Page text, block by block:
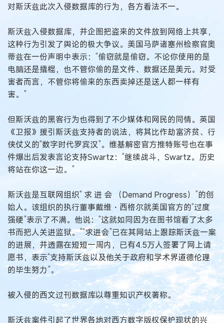
对斯沃兹此次入侵数据库的行为，各方看法不一。
斯沃兹入侵数据库，并企图把盗来的文件放到网络上共享，
这种行为引发了舆论的极大争议。美国马萨诸塞州检察官奥
蒂兹在一份声明中表示：“偷窃就是偷窃。不论你使用的是
电脑还是撬棍，也不管你偷的是文件、数据还是美元。对受
害者而言，不管你将偷来的东西卖掉还是送人都一样有
害。”
但斯沃兹的黑客行为也得到了不少媒体和网民的同情。英国
《卫报》援引斯沃兹支持者的说法，将其比作劫富济贫、行
侠仗义的“数字时代罗宾汉”。维基解密官方推特账号也在事
件爆出后发表言论支持Swartz：“继续战斗，Swartz。历史
将站在你这一边。”
斯沃兹是互联网组织“ 求 进 会 （Demand Progress）”的创
始人。该组织的执行董事戴维・西格尔就美国官方的“过度
强硬”表示了不满。他说：“这就如同因为在图书馆看了太多
书而把人关进监狱。”“求进会”已在其网站上跟踪斯沃兹一案
的进展，并透露在短短一周内，已有4.5万人签署了网上请
愿书，表示“支持斯沃兹以及他关于政府和学术界道德伦理
的毕生努力”。
被入侵的西文过刊数据库以尊重知识产权著称。
斯沃兹案件引起了世界各地对西方数字版权保护现状的兴